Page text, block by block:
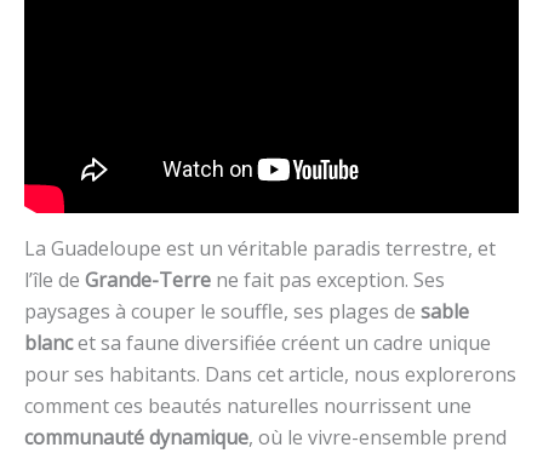
La Guadeloupe est un véritable paradis terrestre, et
l’île de Grande-Terre ne fait pas exception. Ses
paysages à couper le souffle, ses plages de sable
blancet sa faune diversifiée créent un cadre unique
pour ses habitants. Dans cet article, nous explorerons
comment ces beautés naturelles nourrissent une
communauté dynamique, où le vivre-ensemble prend